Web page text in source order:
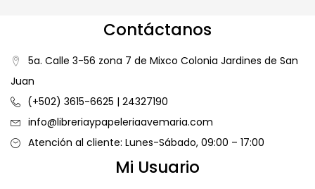
Contáctanos
5a. Calle 3-56 zona 7 de Mixco Colonia Jardines de San
Juan
(+502) 3615-6625 | 24327190
info@libreriaypapeleriaavemaria.com
Atención al cliente: Lunes-Sábado, 09:00 – 17:00
Mi Usuario